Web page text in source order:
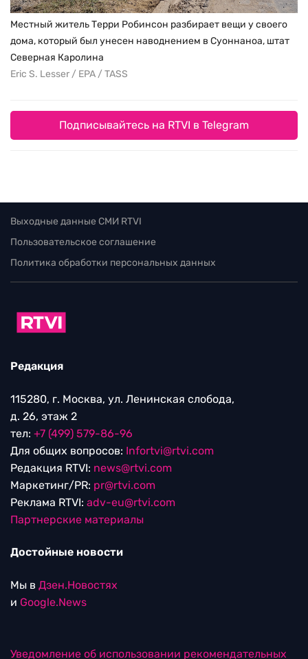
Местный житель Терри Робинсон разбирает вещи у своего
дома, который был унесен наводнением в Суоннаноа, штат
Северная Каролина
Eric S. Lesser / EPA / TASS
Подписывайтесь на RTVI в Telegram
Выходные данные СМИ RTVI
Пользовательское соглашение
Политика обработки персональных данных
Редакция
115280, г. Москва, ул. Ленинская слобода,
д. 26, этаж 2
тел: +7 (499) 579-86-96
Для общих вопросов: Infortvi@rtvi.com
Редакция RTVI: news@rtvi.com
Маркетинг/PR: pr@rtvi.com
Реклама RTVI: adv-eu@rtvi.com
Партнерские материалы
Достойные новости
Мы в Дзен.Новостях
и Google.News
Уведомление об использовании рекомендательных